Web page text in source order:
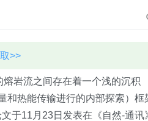
>>
岩流之间存在着一个浅的沉积
和热能传输进行的内部探索）框
于11月23日发表在《自然-通讯